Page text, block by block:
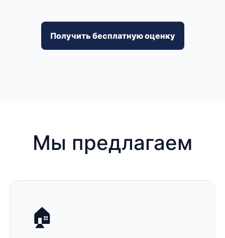
Получить бесплатную оценку
Мы предлагаем
🏠